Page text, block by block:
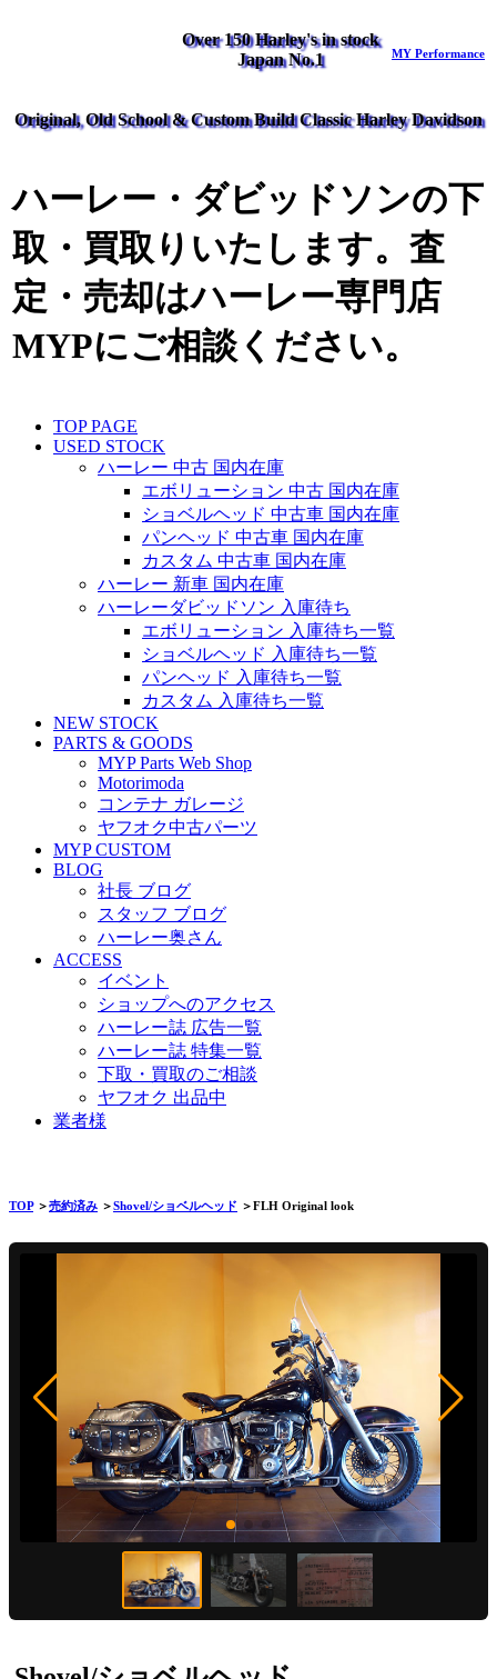
Over 150 Harley's in stock
Japan No.1
MY Performance
Original, Old School & Custom Build Classic Harley Davidson
ハーレー・ダビッドソンの下
取・買取りいたします。査
定・売却はハーレー専門店
MYPにご相談ください。
TOP PAGE
USED STOCK
ハーレー 中古 国内在庫
エボリューション 中古 国内在庫
ショベルヘッド 中古車 国内在庫
パンヘッド 中古車 国内在庫
カスタム 中古車 国内在庫
ハーレー 新車 国内在庫
ハーレーダビッドソン 入庫待ち
エボリューション 入庫待ち一覧
ショベルヘッド 入庫待ち一覧
パンヘッド 入庫待ち一覧
カスタム 入庫待ち一覧
NEW STOCK
PARTS & GOODS
MYP Parts Web Shop
Motorimoda
コンテナ ガレージ
ヤフオク中古パーツ
MYP CUSTOM
BLOG
社長 ブログ
スタッフ ブログ
ハーレー奥さん
ACCESS
イベント
ショップへのアクセス
ハーレー誌 広告一覧
ハーレー誌 特集一覧
下取・買取のご相談
ヤフオク 出品中
業者様
TOP＞売約済み ＞Shovel/ショベルヘッド ＞FLH Original look